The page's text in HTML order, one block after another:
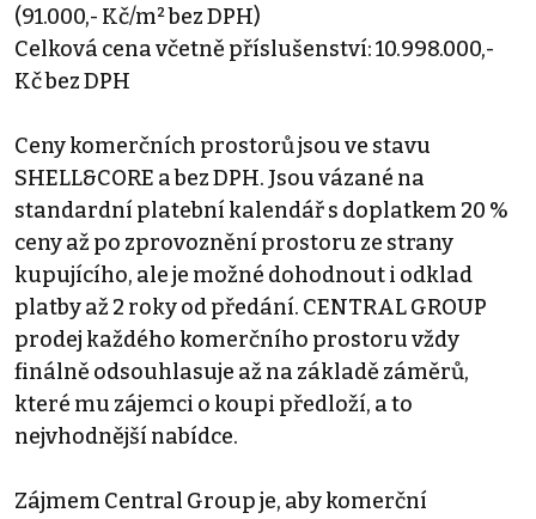
(91.000,- Kč/m² bez DPH)
Celková cena včetně příslušenství: 10.998.000,-
Kč bez DPH
Ceny komerčních prostorů jsou ve stavu
SHELL&CORE a bez DPH. Jsou vázané na
standardní platební kalendář s doplatkem 20 %
ceny až po zprovoznění prostoru ze strany
kupujícího, ale je možné dohodnout i odklad
platby až 2 roky od předání. CENTRAL GROUP
prodej každého komerčního prostoru vždy
finálně odsouhlasuje až na základě záměrů,
které mu zájemci o koupi předloží, a to
nejvhodnější nabídce.
Zájmem Central Group je, aby komerční